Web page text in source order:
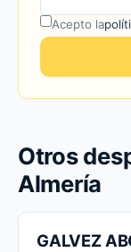
Acepto la
Otros
Almería
GALVEZ